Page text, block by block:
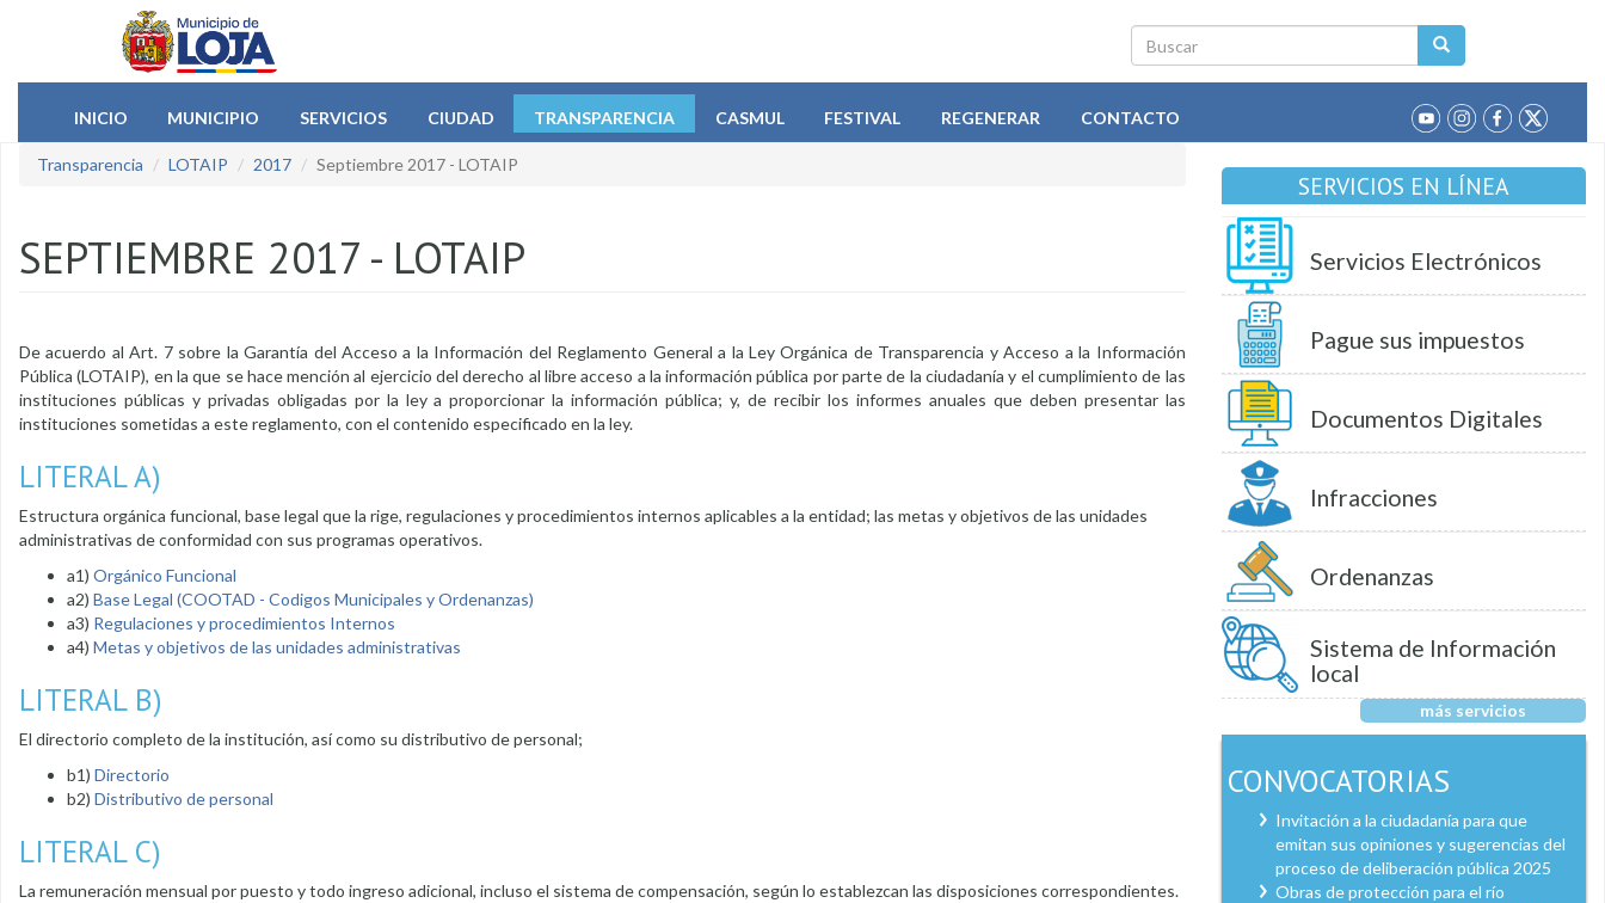
Pasar al contenido principal
Buscar
INICIO
MUNICIPIO SERVICIOS CIUDAD TRANSPARENCIA CASMUL FESTIVAL REGENERAR CONTACTO
Transparencia LOTAIP 2017 Septiembre 2017 - LOTAIP
SEPTIEMBRE 2017 - LOTAIP
De acuerdo al Art. 7 sobre la Garantía del Acceso a la Información del Reglamento General a la Ley Orgánica de Transparencia y Acceso a la Información
Pública (LOTAIP), en la que se hace mención al ejercicio del derecho al libre acceso a la información pública por parte de la ciudadanía y el cumplimiento de las
instituciones públicas y privadas obligadas por la ley a proporcionar la información pública; y, de recibir los informes anuales que deben presentar las
instituciones sometidas a este reglamento, con el contenido especificado en la ley.
LITERAL A)
Estructura orgánica funcional, base legal que la rige, regulaciones y procedimientos internos aplicables a la entidad; las metas y objetivos de las unidades
administrativas de conformidad con sus programas operativos.
a1) Orgánico Funcional
a2) Base Legal (COOTAD - Codigos Municipales y Ordenanzas)
a3) Regulaciones y procedimientos Internos
a4) Metas y objetivos de las unidades administrativas
LITERAL B)
El directorio completo de la institución, así como su distributivo de personal;
b1) Directorio
b2) Distributivo de personal
LITERAL C)
La remuneración mensual por puesto y todo ingreso adicional, incluso el sistema de compensación, según lo establezcan las disposiciones correspondientes.
SERVICIOS EN LÍNEA
Servicios Electrónicos
Pague sus impuestos
Documentos Digitales
Infracciones
Ordenanzas
Sistema de Información
local
más servicios
CONVOCATORIAS
Invitación a la ciudadanía para que
emitan sus opiniones y sugerencias del
proceso de deliberación pública 2025
Obras de protección para el río